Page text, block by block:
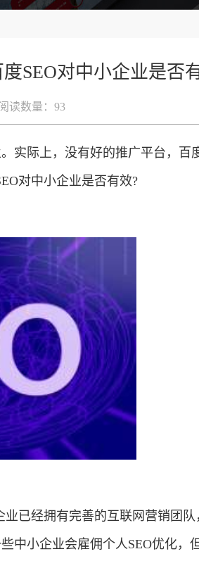
SEO对中小企业是否
读数量： 93
实际上，没有好的推广平台，百
对中小企业是否有效?
已经拥有完善的互联网营销团队
中小企业会雇佣个人SEO优化，